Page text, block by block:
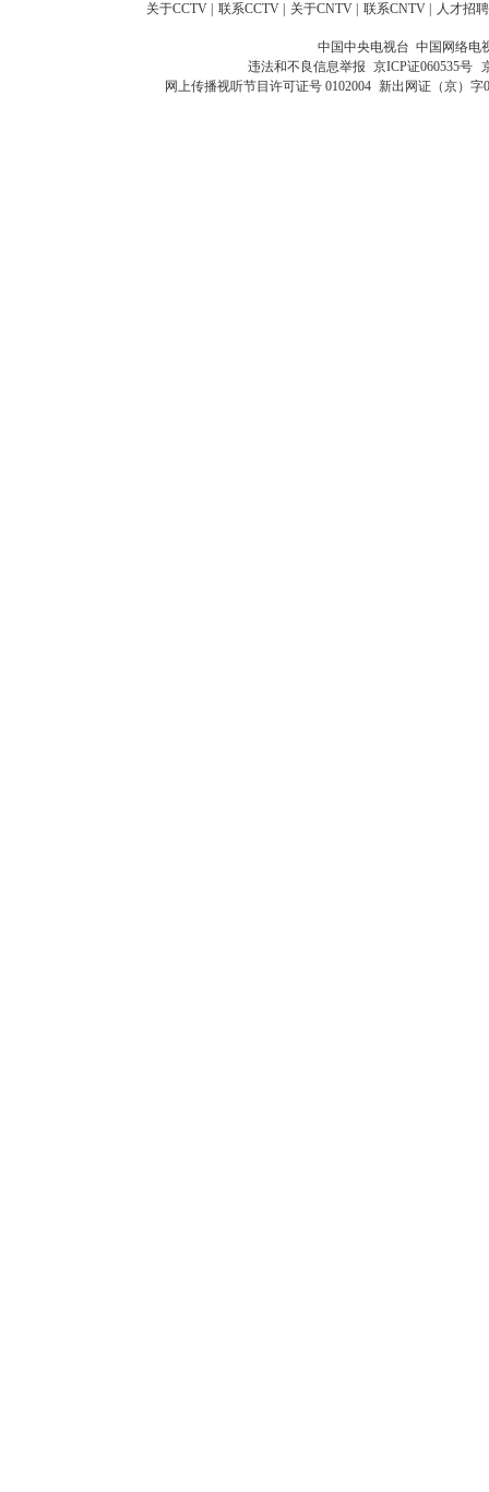
关于CCTV 联系CCTV 关于CNTV 联系CNTV 人才招聘
中国中央电视台 中国网络电
违法和不良信息举报 京ICP证060535号
网上传播视听节目许可证号 0102004 新出网证（京）